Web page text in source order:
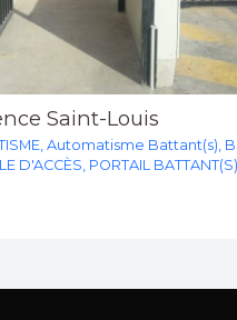
Saint-Louis
, Automatisme Battant(s),
D'ACCÈS, PORTAIL BATTANT(S)